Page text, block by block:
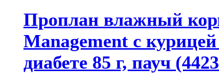
Проплан влажный
Management с
диабете 85 г, пауч